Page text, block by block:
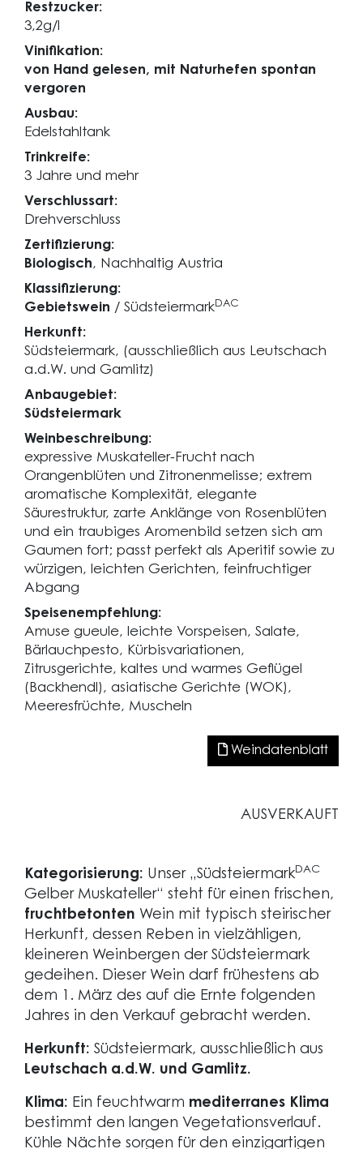
Restzucker:
3,2g/l
Vinifikation:
von Hand gelesen, mit Naturhefen spontan
vergoren
Ausbau:
Edelstahltank
Trinkreife:
3 Jahre und mehr
Verschlussart:
Drehverschluss
Zertifizierung:
Biologisch, Nachhaltig Austria
Klassifizierung:
Gebietswein / SüdsteiermarkDAC
Herkunft:
Südsteiermark, (ausschließlich aus Leutschach
a.d.W. und Gamlitz)
Anbaugebiet:
Südsteiermark
Weinbeschreibung:
expressive Muskateller-Frucht nach
Orangenblüten und Zitronenmelisse; extrem
aromatische Komplexität, elegante
Säurestruktur, zarte Anklänge von Rosenblüten
und ein traubiges Aromenbild setzen sich am
Gaumen fort; passt perfekt als Aperitif sowie zu
würzigen, leichten Gerichten, feinfruchtiger
Abgang
Speisenempfehlung:
Amuse gueule, leichte Vorspeisen, Salate,
Bärlauchpesto, Kürbisvariationen,
Zitrusgerichte, kaltes und warmes Geflügel
(Backhendl), asiatische Gerichte (WOK),
Meeresfrüchte, Muscheln
Weindatenblatt
AUSVERKAUFT
Kategorisierung: Unser „SüdsteiermarkDAC
Gelber Muskateller“ steht für einen frischen,
fruchtbetonten Wein mit typisch steirischer
Herkunft, dessen Reben in vielzähligen,
kleineren Weinbergen der Südsteiermark
gedeihen. Dieser Wein darf frühestens ab
dem 1. März des auf die Ernte folgenden
Jahres in den Verkauf gebracht werden.
Herkunft: Südsteiermark, ausschließlich aus
Leutschach a.d.W. und Gamlitz.
Klima: Ein feuchtwarm mediterranes Klima
bestimmt den langen Vegetationsverlauf.
Kühle Nächte sorgen für den einzigartigen